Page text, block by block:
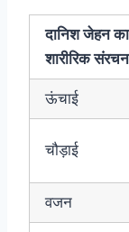
दानिश जेहन का
शारीरिक
ऊंचाई
चौड़ाई
वजन